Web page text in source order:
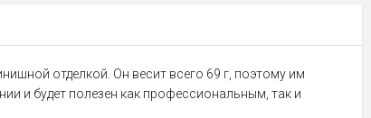
отделкой. Он весит всего 69 г, поэтому им
и будет полезен как профессиональным, так и